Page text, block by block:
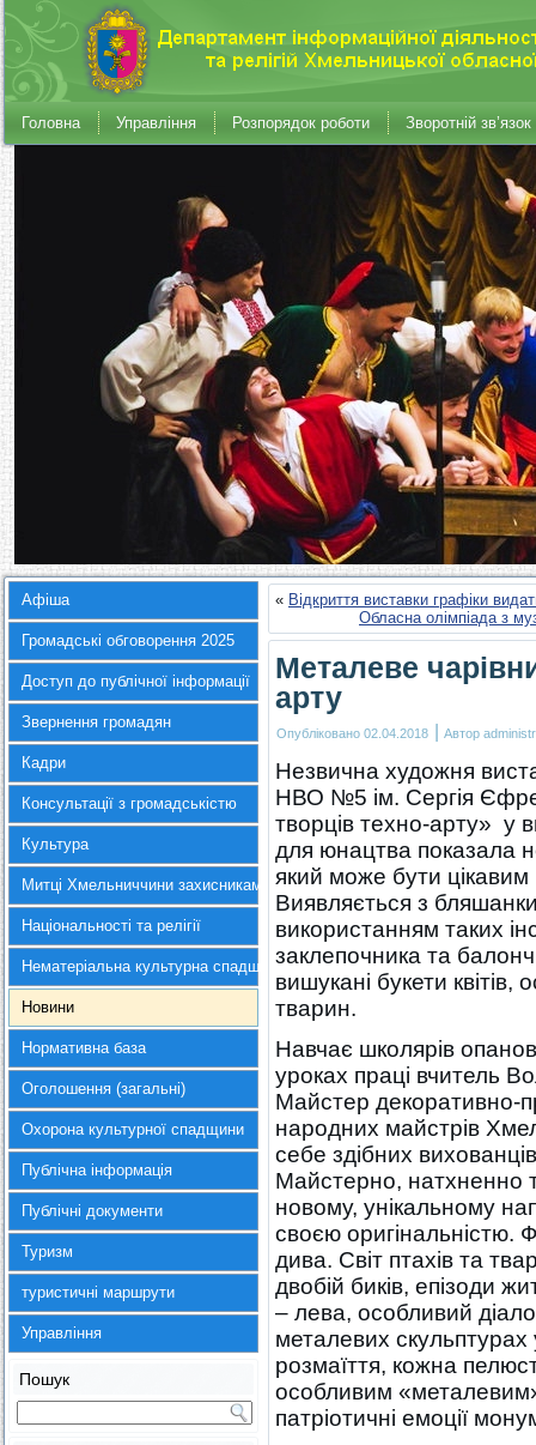
Головна Управління Розпорядок роботи Зворотній зв’язок
Афіша
Громадські обговорення 2025
Доступ до публічної інформації
Звернення громадян
Кадри
Консультації з громадськістю
Культура
Митці Хмельниччини захисникам України
Національності та релігії
Нематеріальна культурна спадщина
Новини
Нормативна база
Оголошення (загальні)
Охорона культурної спадщини
Публічна інформація
Публічні документи
Туризм
туристичні маршрути
Управління
Пошук
« Відкриття виставки графіки
Обласна олімпіада з
Металеве
арту
Опубліковано 02.04.2018 | Автор
Незвична художня
НВО №5 ім. Сергія
творців техно-арту» у
для юнацтва показала
який може бути цікавим
Виявляється з
використанням таких
заклепочника та
вишукані букети
тварин.
Навчає школярів
уроках праці вчитель
Майстер декоративно-
народних майстрів
себе здібних
Майстерно, натхненно
новому, унікальному
своєю оригінальністю.
дива. Світ птахів та
двобій биків, епізоди
– лева, особливий
металевих
розмаїття, кожна
особливим
патріотичні емоції